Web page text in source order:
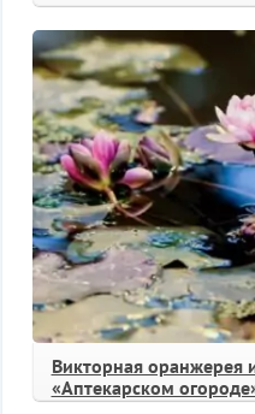
Викторная оранжерея
«Аптекарском